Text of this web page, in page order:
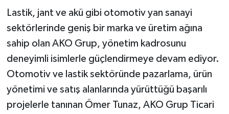
Lastik, jant ve akü gibi otomotiv yan sanayi
sektörlerinde geniş bir marka ve üretim ağına
sahip olan AKO Grup, yönetim kadrosunu
deneyimli isimlerle güçlendirmeye devam ediyor.
Otomotiv ve lastik sektöründe pazarlama, ürün
yönetimi ve satış alanlarında yürüttüğü başarılı
projelerle tanınan Ömer Tunaz, AKO Grup Ticari